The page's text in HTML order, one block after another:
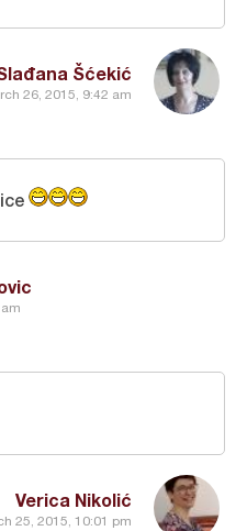
Šćekić
26, 2015, 9:42 am
Verica Nikolić
25, 2015, 10:01 pm